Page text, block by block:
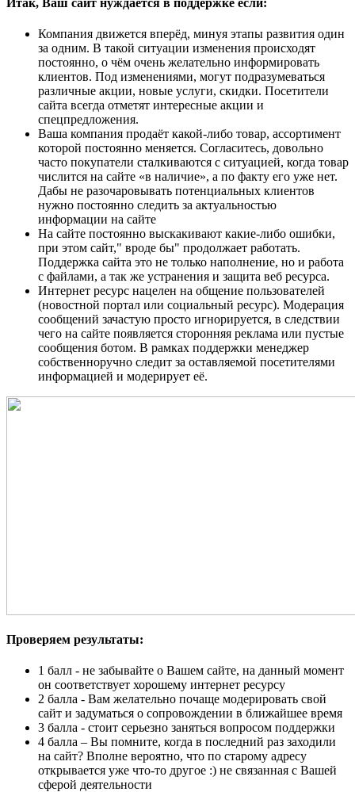
Итак, Ваш сайт нуждается в поддержке если:
Компания движется вперёд, минуя этапы развития один
за одним. В такой ситуации изменения происходят
постоянно, о чём очень желательно информировать
клиентов. Под изменениями, могут подразумеваться
различные акции, новые услуги, скидки. Посетители
сайта всегда отметят интересные акции и
спецпредложения.
Ваша компания продаёт какой-либо товар, ассортимент
которой постоянно меняется. Согласитесь, довольно
часто покупатели сталкиваются с ситуацией, когда товар
числится на сайте «в наличие», а по факту его уже нет.
Дабы не разочаровывать потенциальных клиентов
нужно постоянно следить за актуальностью
информации на сайте
На сайте постоянно выскакивают какие-либо ошибки,
при этом сайт," вроде бы" продолжает работать.
Поддержка сайта это не только наполнение, но и работа
с файлами, а так же устранения и защита веб ресурса.
Интернет ресурс нацелен на общение пользователей
(новостной портал или социальный ресурс). Модерация
сообщений зачастую просто игнорируется, в следствии
чего на сайте появляется сторонняя реклама или пустые
сообщения ботом. В рамках поддержки менеджер
собственноручно следит за оставляемой посетителями
информацией и модерирует её.
Проверяем результаты:
1 балл - не забывайте о Вашем сайте, на данный момент
он соответствует хорошему интернет ресурсу
2 балла - Вам желательно почаще модерировать свой
сайт и задуматься о сопровождении в ближайшее время
3 балла - стоит серьезно заняться вопросом поддержки
4 балла – Вы помните, когда в последний раз заходили
на сайт? Вполне вероятно, что по старому адресу
открывается уже что-то другое :) не связанная с Вашей
сферой деятельности